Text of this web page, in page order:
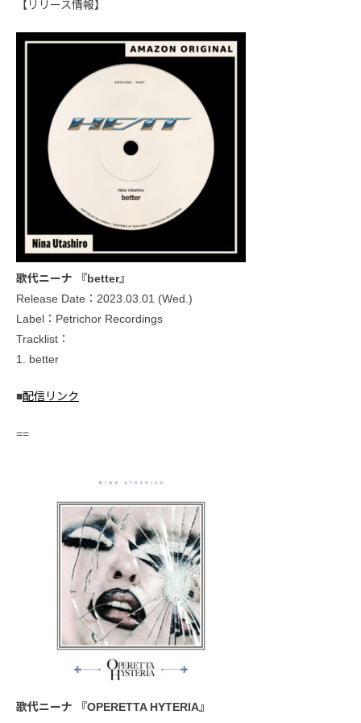
【リリース情報】
歌代ニーナ 『better』
Release Date：2023.03.01 (Wed.)
Label：Petrichor Recordings
Tracklist：
1. better
■配信リンク
==
歌代ニーナ 『OPERETTA HYTERIA』